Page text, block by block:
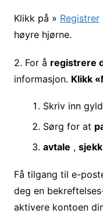
Klikk på » Registrer
høyre hjørne.
2. For å registrere
informasjon. Klikk
Skriv inn
Sørg for at
avtale , sjekk
Få tilgang til e-
deg en
aktivere kontoen